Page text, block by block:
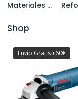
Materiales de Construcción
Shop
Envío Gratis +60€